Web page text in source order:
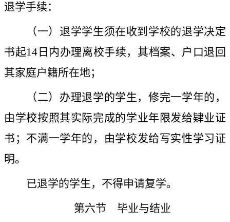
退学手续：
（一） 退学学生须在收到学校的退学决定
书起14 日内办理离校手续，其档案、户口退回
其家庭户籍所在地；
（二）办理退学的学生，修完一学年的，
由学校按照其实际完成的学业年限发给肄业证
书；不满一学年的，由学校发给写实性学习证
明。
已退学的学生，不得申请复学。
第六节 毕业与结业